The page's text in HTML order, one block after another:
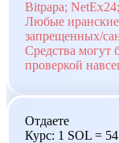
Bitpapa; NetEx24;
Любые
запрещенных/
Средства могут
проверкой
Отдаете
Курс: 1 SOL =